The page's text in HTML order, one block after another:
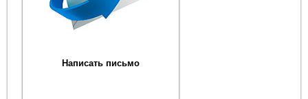
Написать письмо